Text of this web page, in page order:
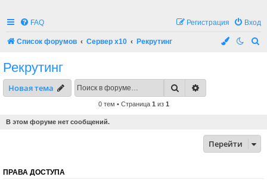
FAQ Вход
Регистрация
Список форумов Сервер x10 Рекрутинг
Рекрутинг
Новая тема Поиск
0 тем • Страница 1 из 1
В этом форуме нет сообщений.
Перейти
ПРАВА ДОСТУПА